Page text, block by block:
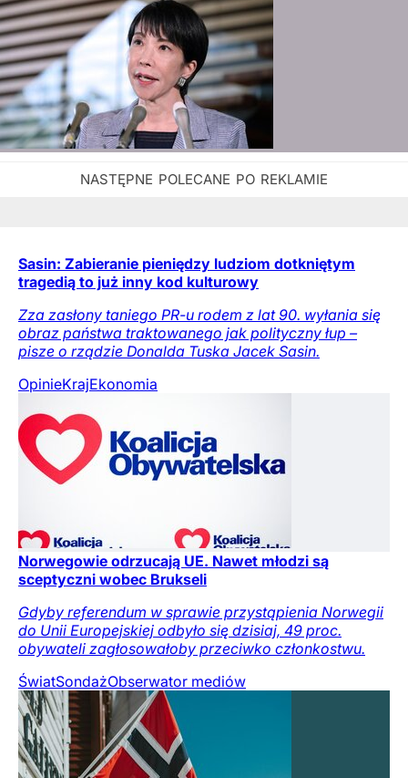
Sasin: Zabieranie pieniędzy ludziom dotkniętym
tragedią to już inny kod kulturowy
Zza zasłony taniego PR-u rodem z lat 90. wyłania się
obraz państwa traktowanego jak polityczny łup –
pisze o rządzie Donalda Tuska Jacek Sasin.
OpinieKrajEkonomia
Norwegowie odrzucają UE. Nawet młodzi są
sceptyczni wobec Brukseli
Gdyby referendum w sprawie przystąpienia Norwegii
do Unii Europejskiej odbyło się dzisiaj, 49 proc.
obywateli zagłosowałoby przeciwko członkostwu.
ŚwiatSondażObserwator mediów